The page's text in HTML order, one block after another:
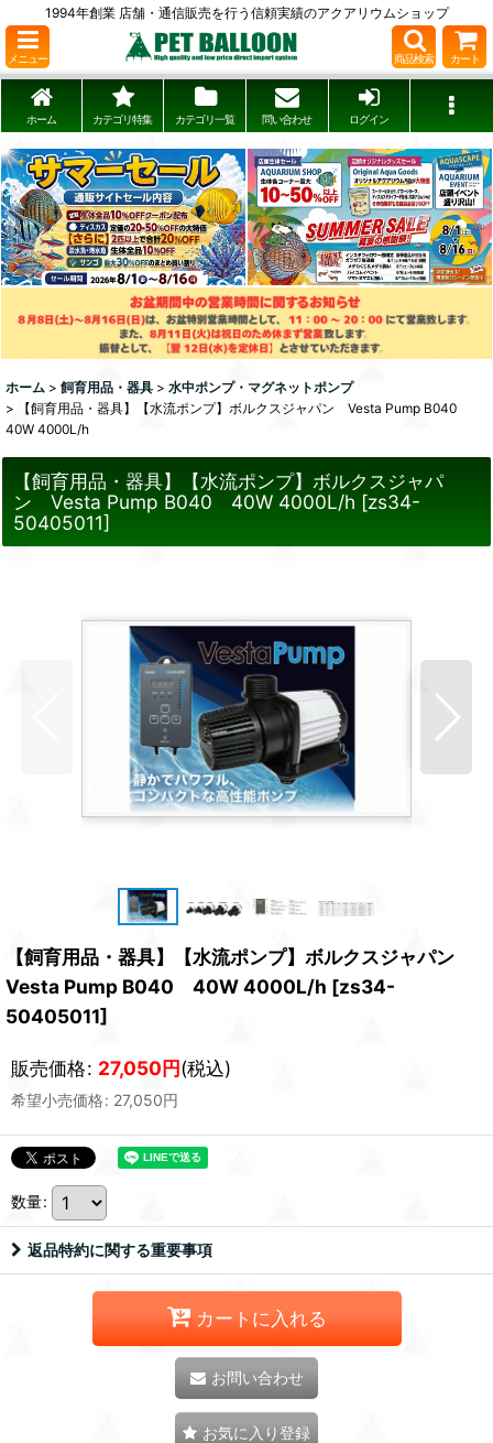
1994年創業 店舗・通信販売を行う信頼実績のアクアリウムショップ
メニュー 商品検索 カート
ホーム カテゴリ特集 カテゴリ一覧 問い合わせ ログイン
ホーム > 飼育用品・器具 > 水中ポンプ・マグネットポンプ
>
【飼育用品・器具】【水流ポンプ】ボルクスジャパン Vesta Pump B040
40W 4000L/h
【飼育用品・器具】【水流ポンプ】ボルクスジャパ
ン Vesta Pump B040 40W 4000L/h [zs34-
50405011]
【飼育用品・器具】【水流ポンプ】ボルクスジャパン
Vesta Pump B040 40W 4000L/h [zs34-
50405011]
販売価格: 27,050円(税込)
希望小売価格: 27,050円
数量:
返品特約に関する重要事項
カートに入れる
お問い合わせ
お気に入り登録